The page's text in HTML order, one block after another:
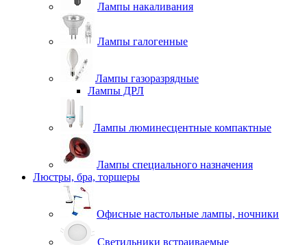
Лампы накаливания
Лампы галогенные
Лампы газоразрядные
Лампы ДРЛ
Лампы люминесцентные компактные
Лампы специального назначения
Люстры, бра, торшеры
Офисные настольные лампы, ночники
Светильники встраиваемые